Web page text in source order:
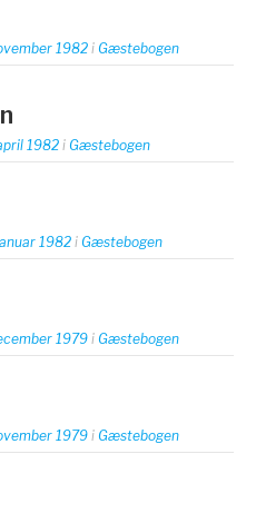
1982i Gæstebogen
1982 i Gæstebogen
1982i Gæstebogen
1979i Gæstebogen
1979i Gæstebogen